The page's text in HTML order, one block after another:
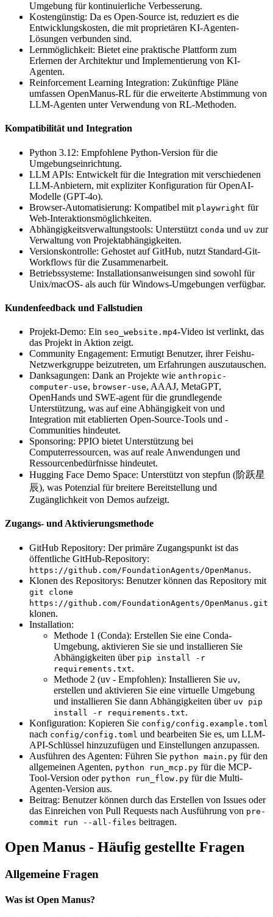
Umgebung für kontinuierliche Verbesserung.
Kostengünstig: Da es Open-Source ist, reduziert es die
Entwicklungskosten, die mit proprietären KI-Agenten-
Lösungen verbunden sind.
Lernmöglichkeit: Bietet eine praktische Plattform zum
Erlernen der Architektur und Implementierung von KI-
Agenten.
Reinforcement Learning Integration: Zukünftige Pläne
umfassen OpenManus-RL für die erweiterte Abstimmung von
LLM-Agenten unter Verwendung von RL-Methoden.
Kompatibilität und Integration
Python 3.12: Empfohlene Python-Version für die
Umgebungseinrichtung.
LLM APIs: Entwickelt für die Integration mit verschiedenen
LLM-Anbietern, mit expliziter Konfiguration für OpenAI-
Modelle (GPT-4o).
Browser-Automatisierung: Kompatibel mit playwright für
Web-Interaktionsmöglichkeiten.
Abhängigkeitsverwaltungstools: Unterstützt conda und uv zur
Verwaltung von Projektabhängigkeiten.
Versionskontrolle: Gehostet auf GitHub, nutzt Standard-Git-
Workflows für die Zusammenarbeit.
Betriebssysteme: Installationsanweisungen sind sowohl für
Unix/macOS- als auch für Windows-Umgebungen verfügbar.
Kundenfeedback und Fallstudien
Projekt-Demo: Ein seo_website.mp4-Video ist verlinkt, das
das Projekt in Aktion zeigt.
Community Engagement: Ermutigt Benutzer, ihrer Feishu-
Netzwerkgruppe beizutreten, um Erfahrungen auszutauschen.
Danksagungen: Dank an Projekte wie anthropic-
computer-use, browser-use, AAAJ, MetaGPT,
OpenHands und SWE-agent für die grundlegende
Unterstützung, was auf eine Abhängigkeit von und
Integration mit etablierten Open-Source-Tools und -
Communities hindeutet.
Sponsoring: PPIO bietet Unterstützung bei
Computerressourcen, was auf reale Anwendungen und
Ressourcenbedürfnisse hindeutet.
Hugging Face Demo Space: Unterstützt von stepfun (阶跃星
辰), was Potenzial für breitere Bereitstellung und
Zugänglichkeit von Demos aufzeigt.
Zugangs- und Aktivierungsmethode
GitHub Repository: Der primäre Zugangspunkt ist das
öffentliche GitHub-Repository:
https://github.com/FoundationAgents/OpenManus.
Klonen des Repositorys: Benutzer können das Repository mit
git clone
https://github.com/FoundationAgents/OpenManus.git
klonen.
Installation:
Methode 1 (Conda): Erstellen Sie eine Conda-
Umgebung, aktivieren Sie sie und installieren Sie
Abhängigkeiten über pip install -r
requirements.txt.
Methode 2 (uv - Empfohlen): Installieren Sie uv,
erstellen und aktivieren Sie eine virtuelle Umgebung
und installieren Sie dann Abhängigkeiten über uv pip
install -r requirements.txt.
Konfiguration: Kopieren Sie config/config.example.toml
nach config/config.toml und bearbeiten Sie es, um LLM-
API-Schlüssel hinzuzufügen und Einstellungen anzupassen.
Ausführen des Agenten: Führen Sie python main.py für den
allgemeinen Agenten, python run_mcp.py für die MCP-
Tool-Version oder python run_flow.py für die Multi-
Agenten-Version aus.
Beitrag: Benutzer können durch das Erstellen von Issues oder
das Einreichen von Pull Requests nach Ausführung von pre-
commit run --all-files beitragen.
Open Manus - Häufig gestellte Fragen
Allgemeine Fragen
Was ist Open Manus?